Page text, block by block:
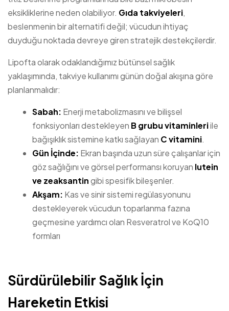
eksikliklerine neden olabiliyor. Gıda takviyeleri,
beslenmenin bir alternatifi değil; vücudun ihtiyaç
duyduğu noktada devreye giren stratejik destekçilerdir.
Lipofta olarak odaklandığımız bütünsel sağlık
yaklaşımında, takviye kullanımı günün doğal akışına göre
planlanmalıdır:
Sabah: Enerji metabolizmasını ve bilişsel
fonksiyonları destekleyen B grubu vitaminleriile
bağışıklık sistemine katkı sağlayan C vitamini.
Gün İçinde: Ekran başında uzun süre çalışanlar için
göz sağlığını ve görsel performansı koruyan lutein
ve zeaksantingibi spesifik bileşenler.
Akşam: Kas ve sinir sistemi regülasyonunu
destekleyerek vücudun toparlanma fazına
geçmesine yardımcı olan Resveratrol ve KoQ10
formları
Sürdürülebilir Sağlık İçin
Hareketin Etkisi